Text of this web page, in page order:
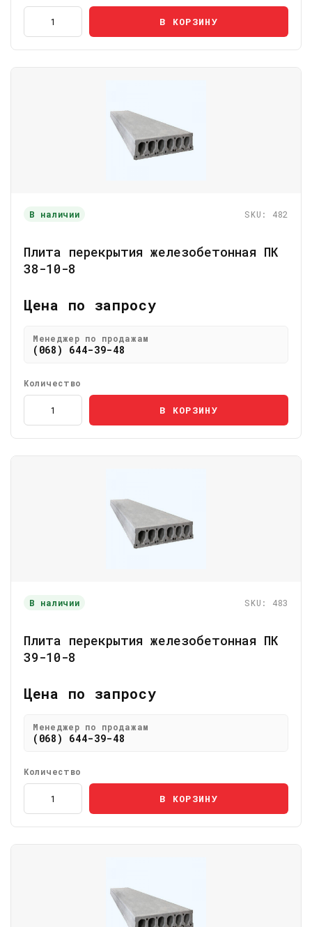
В КОРЗИНУ
В наличии SKU: 482
Плита перекрытия железобетонная ПК
38-10-8
Цена по запросу
Менеджер по продажам
(068) 644-39-48
Количество
В КОРЗИНУ
В наличии SKU: 483
Плита перекрытия железобетонная ПК
39-10-8
Цена по запросу
Менеджер по продажам
(068) 644-39-48
Количество
В КОРЗИНУ